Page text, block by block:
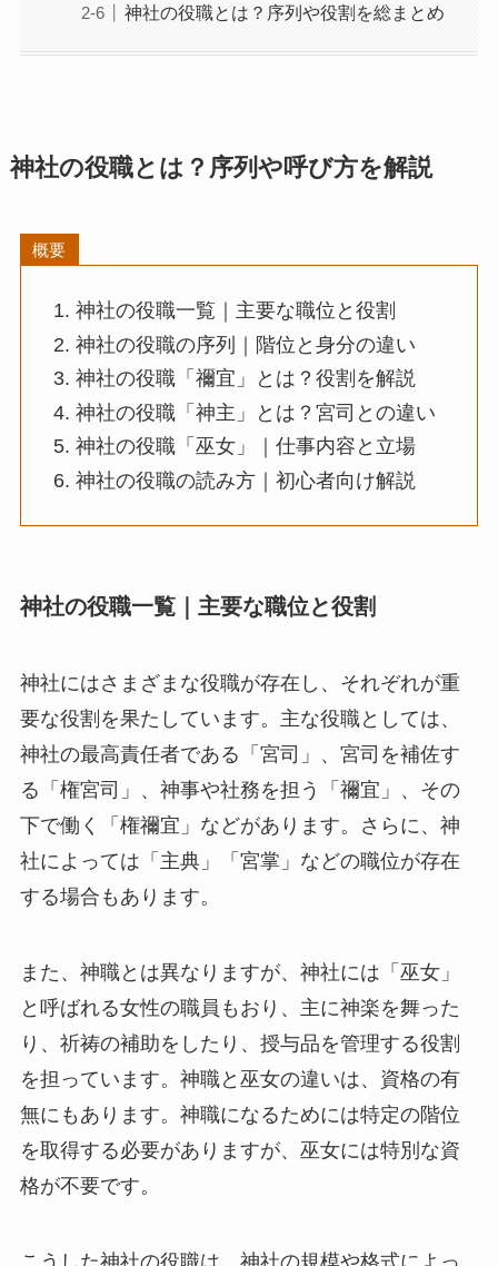
神社の役職とは？序列や役割を総まとめ
神社の役職とは？序列や呼び方を解説
概要
神社の役職一覧｜主要な職位と役割
神社の役職の序列｜階位と身分の違い
神社の役職「禰宜」とは？役割を解説
神社の役職「神主」とは？宮司との違い
神社の役職「巫女」｜仕事内容と立場
神社の役職の読み方｜初心者向け解説
神社の役職一覧｜主要な職位と役割
神社にはさまざまな役職が存在し、それぞれが重
要な役割を果たしています。主な役職としては、
神社の最高責任者である「宮司」、宮司を補佐す
る「権宮司」、神事や社務を担う「禰宜」、その
下で働く「権禰宜」などがあります。さらに、神
社によっては「主典」「宮掌」などの職位が存在
する場合もあります。
また、神職とは異なりますが、神社には「巫女」
と呼ばれる女性の職員もおり、主に神楽を舞った
り、祈祷の補助をしたり、授与品を管理する役割
を担っています。神職と巫女の違いは、資格の有
無にもあります。神職になるためには特定の階位
を取得する必要がありますが、巫女には特別な資
格が不要です。
こうした神社の役職は、神社の規模や格式によっ